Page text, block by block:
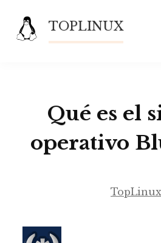
contenido
TOPLINUX
Qué es el
operativo
TopLinux